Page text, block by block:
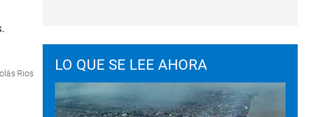
Rios LO QUE SE LEE AHORA